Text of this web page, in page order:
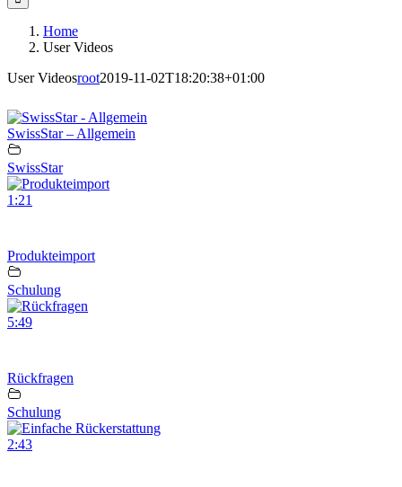
Home
User Videos
User Videosroot2019-11-02T18:20:38+01:00
SwissStar – Allgemein
SwissStar
1:21
Produkteimport
Schulung
5:49
Rückfragen
Schulung
2:43